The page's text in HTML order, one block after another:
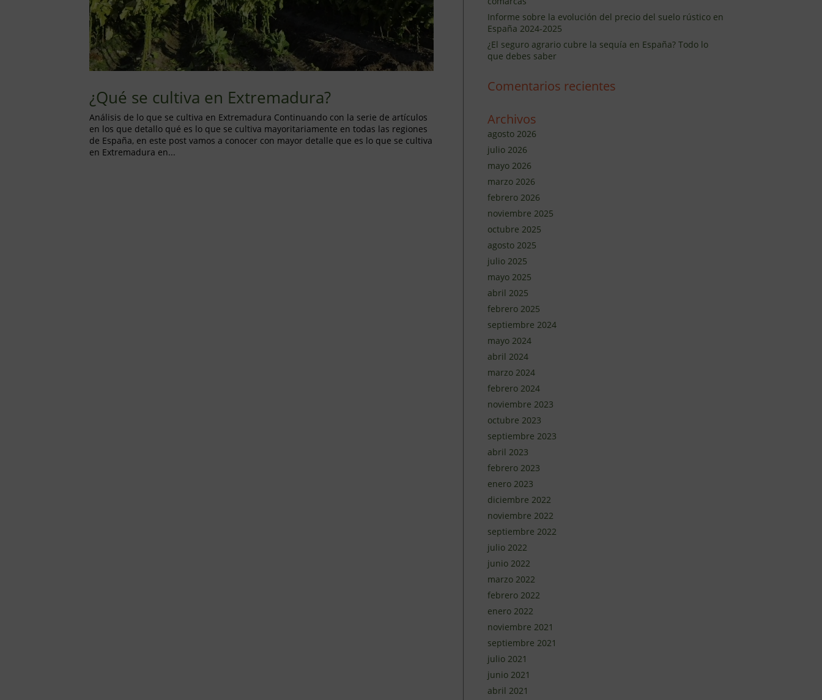
¿Qué se cultiva en Extremadura?
Análisis de lo que se cultiva en Extremadura Continuando con la serie de artículos
en los que detallo qué es lo que se cultiva mayoritariamente en todas las regiones
de España, en este post vamos a conocer con mayor detalle que es lo que se cultiva
en Extremadura en...
Informe sobre la evolución del precio del suelo rústico en
España 2024-2025
¿El seguro agrario cubre la sequía en España? Todo lo
que debes saber
Comentarios recientes
Archivos
agosto 2026
julio 2026
mayo 2026
marzo 2026
febrero 2026
noviembre 2025
octubre 2025
agosto 2025
julio 2025
mayo 2025
abril 2025
febrero 2025
septiembre 2024
mayo 2024
abril 2024
marzo 2024
febrero 2024
noviembre 2023
octubre 2023
septiembre 2023
abril 2023
febrero 2023
enero 2023
diciembre 2022
noviembre 2022
septiembre 2022
julio 2022
junio 2022
marzo 2022
febrero 2022
enero 2022
noviembre 2021
septiembre 2021
julio 2021
junio 2021
abril 2021